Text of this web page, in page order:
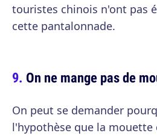
touristes chinois n'ont pas
cette pantalonnade.
On ne mange pas de
On peut se demander
l'hypothèse que la mouette